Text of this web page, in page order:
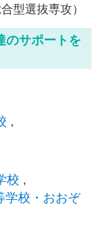
型選抜専攻）
のサポートを
,
校 ,
学校・おおぞ